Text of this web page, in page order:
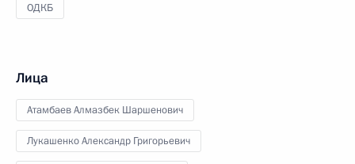
ОДКБ
Лица
Атамбаев Алмазбек Шаршенович
Лукашенко Александр Григорьевич